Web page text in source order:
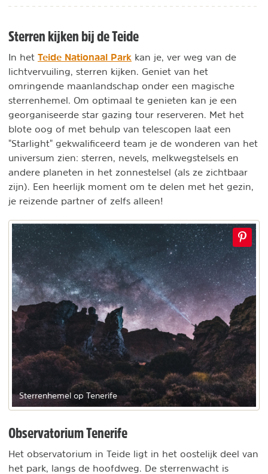
Sterren kijken bij de Teide
In het Teide Nationaal Park kan je, ver weg van de
lichtvervuiling, sterren kijken. Geniet van het
omringende maanlandschap onder een magische
sterrenhemel. Om optimaal te genieten kan je een
georganiseerde star gazing tour reserveren. Met het
blote oog of met behulp van telescopen laat een
"Starlight" gekwalificeerd team je de wonderen van het
universum zien: sterren, nevels, melkwegstelsels en
andere planeten in het zonnestelsel (als ze zichtbaar
zijn). Een heerlijk moment om te delen met het gezin,
je reizende partner of zelfs alleen!
Sterrenhemel op Tenerife
Observatorium Tenerife
Het observatorium in Teide ligt in het oostelijk deel van
het park, langs de hoofdweg. De sterrenwacht is